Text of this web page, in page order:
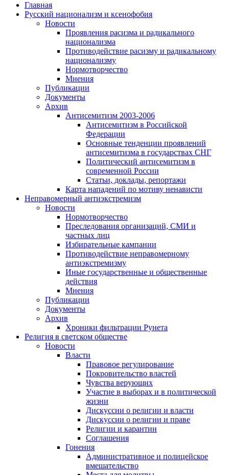
Главная
Русский национализм и ксенофобия
Новости
Проявления расизма и радикального
национализма
Противодействие расизму и радикальному
национализму
Нормотворчество
Мнения
Публикации
Документы
Архив
Антисемитизм 2003-2006
Антисемитизм в Российской
Федерации
Основные тенденции проявлений
антисемитизма в государствах СНГ
Политический антисемитизм в
современной России
Статьи, доклады, репортажи
Карта нападений по мотиву ненависти
Неправомерный антиэкстремизм
Новости
Нормотворчество
Преследования организаций, СМИ и
частных лиц
Избирательные кампании
Противодействие неправомерному
антиэкстремизму
Иные государственные и общественные
действия
Мнения
Публикации
Документы
Архив
Хроники фильтрации Рунета
Религия в светском обществе
Новости
Власти
Правовое регулирование
Покровительство властей
Чувства верующих
Участие в выборах и в политической
жизни
Дискуссии о религии и власти
Дискуссии о религии и праве
Религии и карантин
Соглашения
Гонения
Административное и полицейское
вмешательство